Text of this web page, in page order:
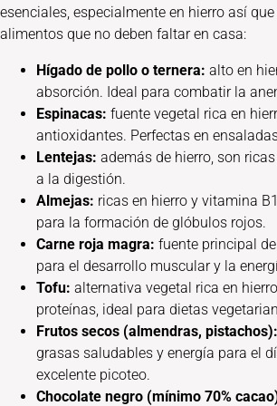
esenciales, especialmente en hierro así
alimentos que no deben faltar en casa:
Hígado de pollo o ternera: alto en
absorción. Ideal para combatir la
Espinacas: fuente vegetal rica en
antioxidantes. Perfectas en
Lentejas: además de hierro, son
a la digestión.
Almejas: ricas en hierro y vitamina
para la formación de glóbulos rojos.
Carne roja magra: fuente principal
para el desarrollo muscular y la
Tofu: alternativa vegetal rica en
proteínas, ideal para dietas
Frutos secos (almendras, pistachos):
grasas saludables y energía para el
excelente picoteo.
Chocolate negro (mínimo 70%